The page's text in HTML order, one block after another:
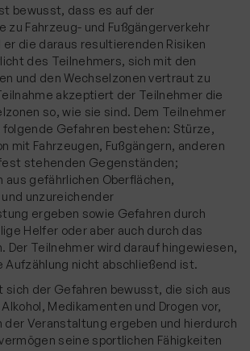
bewusst, dass es auf der
zu Fahrzeug- und Fußgängerverkehr
er die daraus resultierenden Risiken
des Teilnehmers, sich mit den
und den Wechselzonen vertraut zu
akzeptiert der Teilnehmer die
so, wie sie sind. Dem Teilnehmer
Gefahren bestehen: Stürze,
mit Fahrzeugen, Fußgängern, anderen
stehenden Gegenständen;
aus gefährlichen Oberflächen,
unzureichender
ergeben sowie Gefahren durch
Helfer oder aber auch durch das
Teilnehmer wird darauf hingewiesen,
Aufzählung nicht abschließend ist.
sich der Gefahren bewusst, die sich aus
Medikamenten und Drogen vor,
der Veranstaltung ergeben und hierdurch
seine sportlichen Fähigkeiten